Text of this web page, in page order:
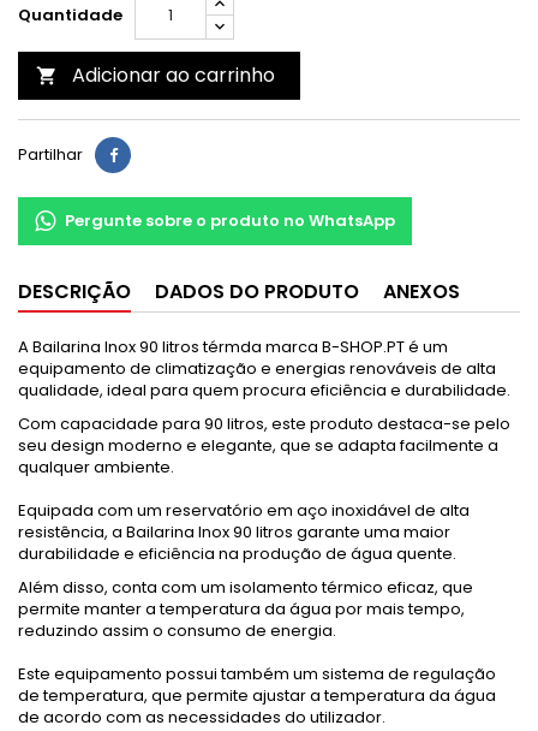
Quantidade
 Adicionar ao carrinho
Partilhar
Pergunte sobre o produto no WhatsApp
DESCRIÇÃO DADOS DO PRODUTO ANEXOS
A Bailarina Inox 90 litros térmda marca B-SHOP.PT é um
equipamento de climatização e energias renováveis de alta
qualidade, ideal para quem procura eficiência e durabilidade.
Com capacidade para 90 litros, este produto destaca-se pelo
seu design moderno e elegante, que se adapta facilmente a
qualquer ambiente.
Equipada com um reservatório em aço inoxidável de alta
resistência, a Bailarina Inox 90 litros garante uma maior
durabilidade e eficiência na produção de água quente.
Além disso, conta com um isolamento térmico eficaz, que
permite manter a temperatura da água por mais tempo,
reduzindo assim o consumo de energia.
Este equipamento possui também um sistema de regulação
de temperatura, que permite ajustar a temperatura da água
de acordo com as necessidades do utilizador.